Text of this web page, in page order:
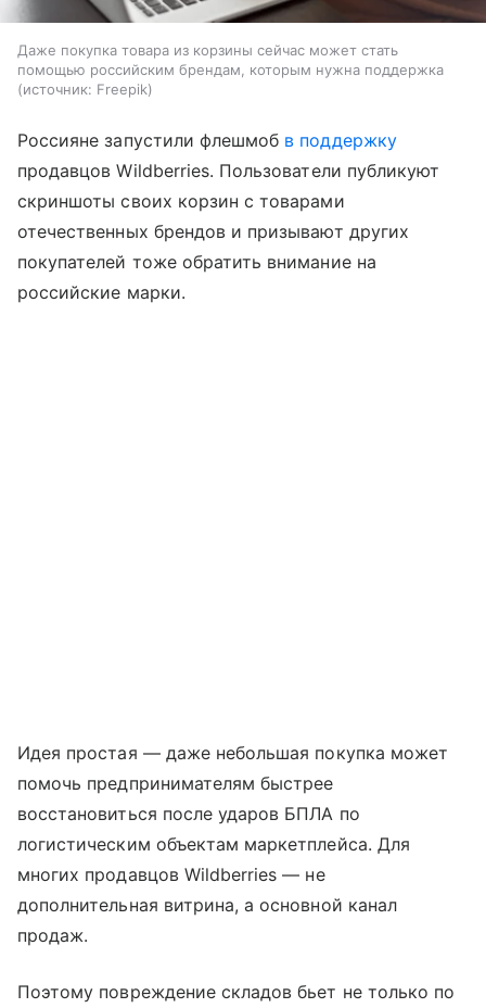
Даже покупка товара из корзины сейчас может стать
помощью российским брендам, которым нужна поддержка
источник: Freepik
Россияне запустили флешмоб в поддержку
продавцов Wildberries. Пользователи публикуют
скриншоты своих корзин с товарами
отечественных брендов и призывают других
покупателей тоже обратить внимание на
российские марки.
Идея простая — даже небольшая покупка может
помочь предпринимателям быстрее
восстановиться после ударов БПЛА по
логистическим объектам маркетплейса. Для
многих продавцов Wildberries — не
дополнительная витрина, а основной канал
продаж.
Поэтому повреждение складов бьет не только по